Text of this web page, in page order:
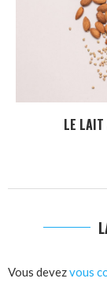
LE LAIT
Vous devezvous